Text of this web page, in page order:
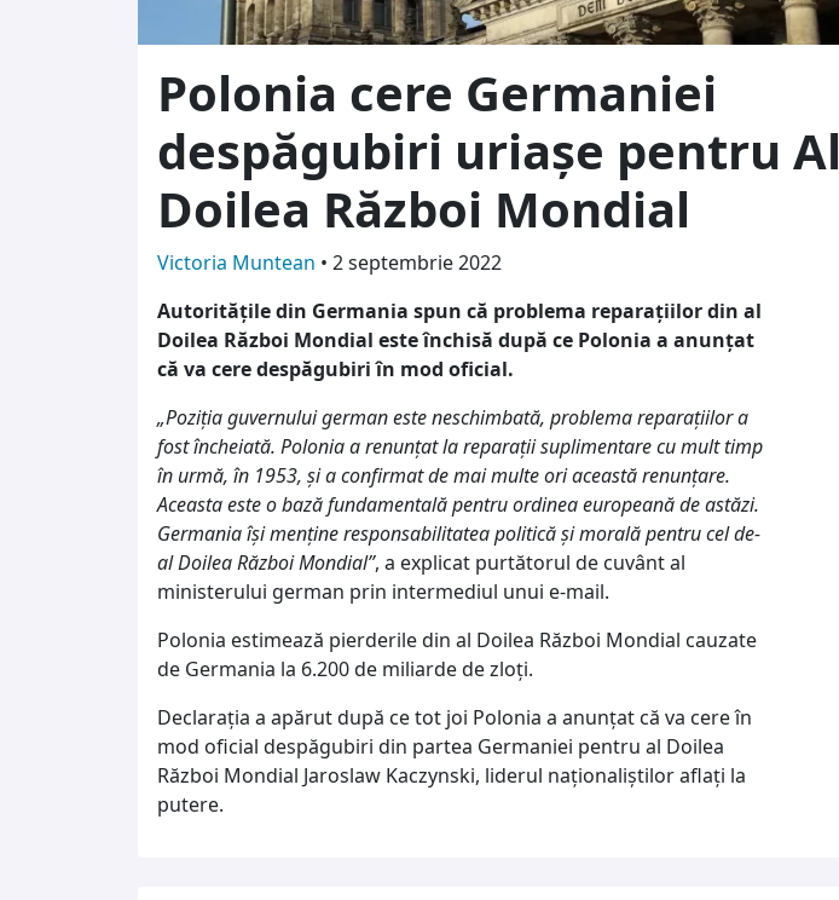
Polonia cere Germaniei
despăgubiri uriașe pentru Al
Doilea Război Mondial
Victoria Muntean • 2 septembrie 2022
Autorităţile din Germania spun că problema reparaţiilor din al
Doilea Război Mondial este închisă după ce Polonia a anunţat
că va cere despăgubiri în mod oficial.
„Poziţia guvernului german este neschimbată, problema reparaţiilor a
fost încheiată. Polonia a renunţat la reparaţii suplimentare cu mult timp
în urmă, în 1953, şi a confirmat de mai multe ori această renunţare.
Aceasta este o bază fundamentală pentru ordinea europeană de astăzi.
Germania îşi menţine responsabilitatea politică şi morală pentru cel de-
al Doilea Război Mondial”, a explicat purtătorul de cuvânt al
ministerului german prin intermediul unui e-mail.
Polonia estimează pierderile din al Doilea Război Mondial cauzate
de Germania la 6.200 de miliarde de zloţi.
Declaraţia a apărut după ce tot joi Polonia a anunţat că va cere în
mod oficial despăgubiri din partea Germaniei pentru al Doilea
Război Mondial Jaroslaw Kaczynski, liderul naţionaliştilor aflaţi la
putere.